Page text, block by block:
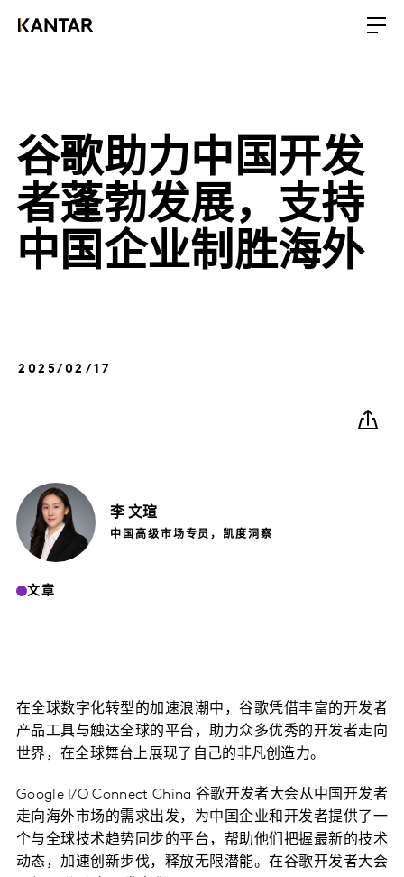
谷歌助力中国开发
者蓬勃发展，支持
中国企业制胜海外
2025/02/17
李 文瑄
中国高级市场专员，凯度洞察
文章
在全球数字化转型的加速浪潮中，谷歌凭借丰富的开发者
产品工具与触达全球的平台，助力众多优秀的开发者走向
世界，在全球舞台上展现了自己的非凡创造力。
Google I/O Connect China 谷歌开发者大会从中国开发者
走向海外市场的需求出发，为中国企业和开发者提供了一
个与全球技术趋势同步的平台，帮助他们把握最新的技术
动态，加速创新步伐，释放无限潜能。在谷歌开发者大会